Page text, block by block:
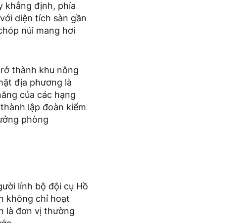
khẳng định, phía
diện tích sàn gần
núi mang hơi
thành khu nông
địa phương là
của các hạng
lập đoàn kiểm
phòng
lính bộ đội cụ Hồ
không chỉ hoạt
là đơn vị thường